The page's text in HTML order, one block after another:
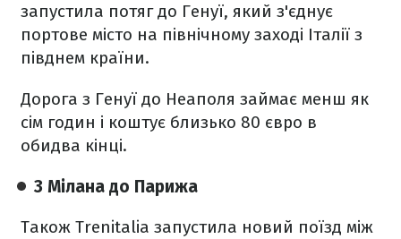
запустила потяг до Генуї, який з'єднує
портове місто на північному заході Італії з
півднем країни.
Дорога з Генуї до Неаполя займає менш як
сім годин і коштує близько 80 євро в
обидва кінці.
З Мілана до Парижа
Також Trenitalia запустила новий поїзд між